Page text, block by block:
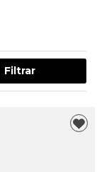
Filtrar